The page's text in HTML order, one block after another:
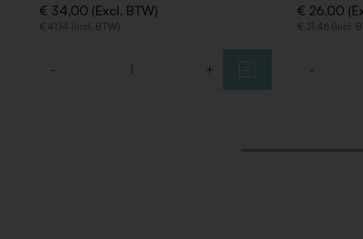
€ 34,00 (Excl. BTW)
€ 41,14 (Incl. BTW)
- +
€ 26,00
€ 31,46 (Incl.
-